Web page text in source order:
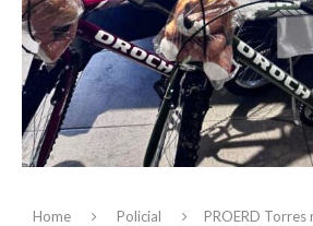
Home Policial
PROERD